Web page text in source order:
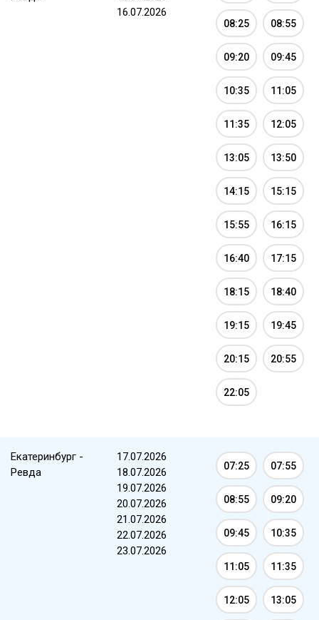
16.07.2026
08:25 08:55
09:20 09:45
10:35 11:05
11:35 12:05
13:05 13:50
14:15 15:15
15:55 16:15
16:40 17:15
18:15 18:40
19:15 19:45
20:15 20:55
22:05
Екатеринбург -
Ревда
17.07.2026
18.07.2026
19.07.2026
20.07.2026
21.07.2026
22.07.2026
23.07.2026
07:25 07:55
08:55 09:20
09:45 10:35
11:05 11:35
12:05 13:05